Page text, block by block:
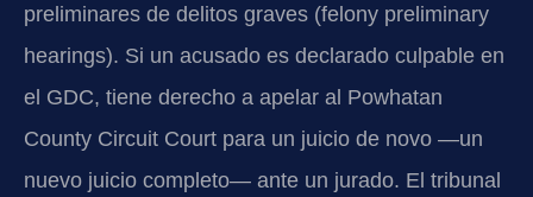
preliminares de delitos graves (felony preliminary
hearings). Si un acusado es declarado culpable en
el GDC, tiene derecho a apelar al Powhatan
County Circuit Court para un juicio de novo —un
nuevo juicio completo— ante un jurado. El tribunal